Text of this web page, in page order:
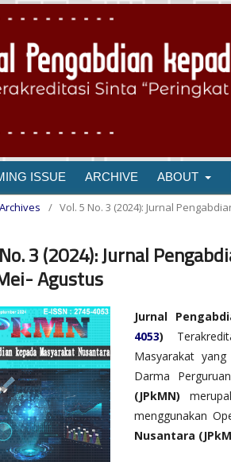
ISSUE ARCHIVE ABOUT
Archives / Vol. 5 No. 3 (2024): Jurnal
3 (2024): Jurnal
Agustus
Jurnal
4053)
Masyarakat
Darma
(JPkMN)
menggunakan
Nusantara